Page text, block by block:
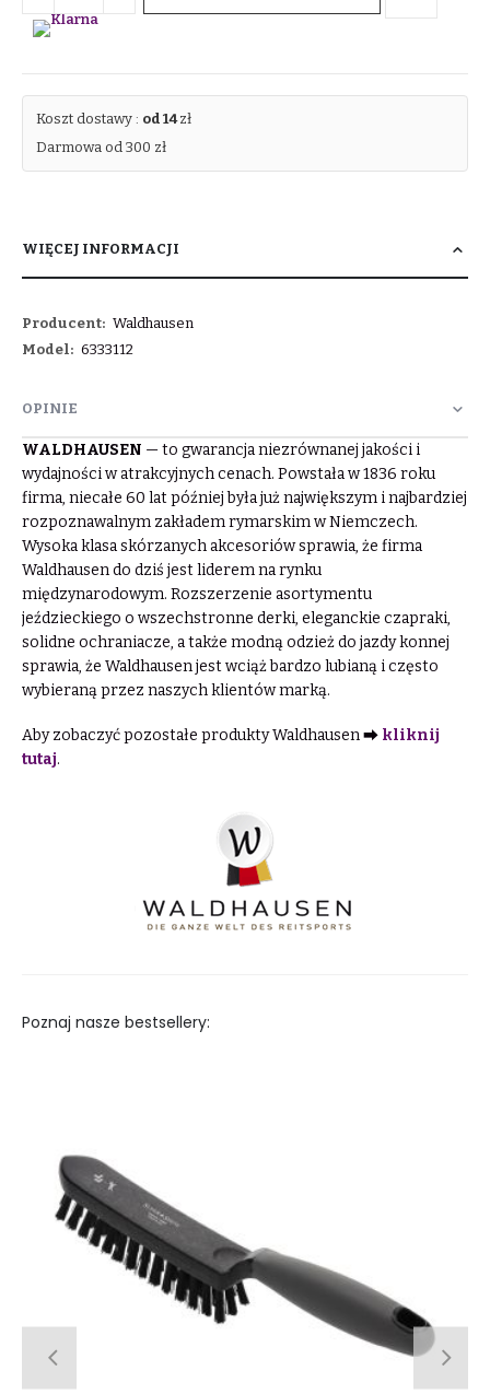
Koszt dostawy : od 14zł
Darmowa od 300 zł
WIĘCEJ INFORMACJI
Więcej
informacji
Waldhausen
6333112
OPINIE
WALDHAUSEN — to gwarancja niezrównanej jakości i
wydajności w atrakcyjnych cenach. Powstała w 1836 roku
firma, niecałe 60 lat później była już największym i najbardziej
rozpoznawalnym zakładem rymarskim w Niemczech.
Wysoka klasa skórzanych akcesoriów sprawia, że firma
Waldhausen do dziś jest liderem na rynku
międzynarodowym. Rozszerzenie asortymentu
jeździeckiego o wszechstronne derki, eleganckie czapraki,
solidne ochraniacze, a także modną odzież do jazdy konnej
sprawia, że Waldhausen jest wciąż bardzo lubianą i często
wybieraną przez naszych klientów marką.
Aby zobaczyć pozostałe produkty Waldhausen ⮕ kliknij
tutaj.
Poznaj nasze bestsellery: